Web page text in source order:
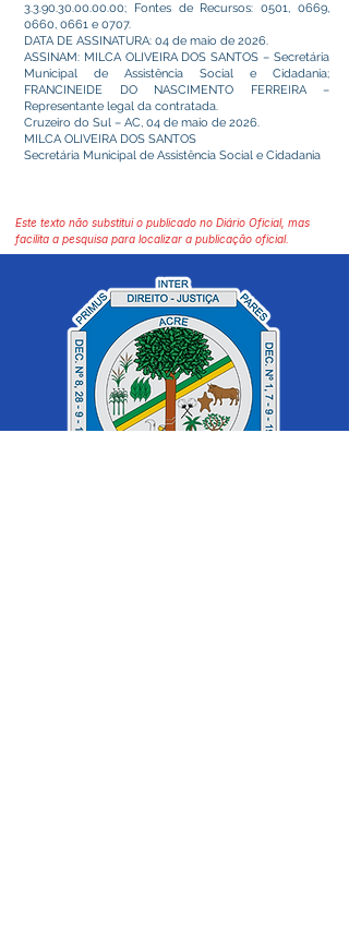
3.3.90.30.00.00.00; Fontes de Recursos: 0501, 0669,
0660, 0661 e 0707.
DATA DE ASSINATURA: 04 de maio de 2026.
ASSINAM: MILCA OLIVEIRA DOS SANTOS – Secretária
Municipal de Assistência Social e Cidadania;
FRANCINEIDE DO NASCIMENTO FERREIRA –
Representante legal da contratada.
Cruzeiro do Sul – AC, 04 de maio de 2026.
MILCA OLIVEIRA DOS SANTOS
Secretária Municipal de Assistência Social e Cidadania
Este texto não substitui o publicado no Diário Oficial, mas
facilita a pesquisa para localizar a publicação oficial.